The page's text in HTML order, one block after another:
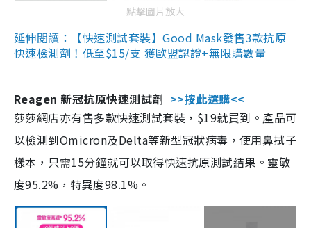
點擊圖片放大
延伸閱讀：【快速測試套裝】Good Mask發售3款抗原
快速檢測劑！低至$15/支 獲歐盟認證+無限購數量
Reagen 新冠抗原快速測試劑 >>按此選購<<
莎莎網店亦有售多款快速測試套裝，$19就買到。產品可
以檢測到Omicron及Delta等新型冠狀病毒，使用鼻拭子
樣本，只需15分鐘就可以取得快速抗原測試結果。靈敏
度95.2%，特異度98.1%。